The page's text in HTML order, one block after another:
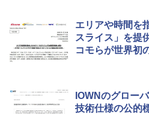
エリアや時間を
スライス」を提
コモらが世界初
IOWNのグロー
技術仕様の公的